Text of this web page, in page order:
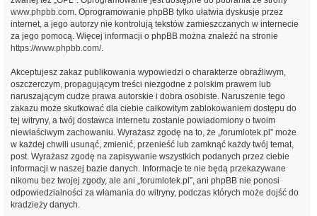
www.phpbb.com. Oprogramowanie phpBB tylko ułatwia dyskusje przez
internet, a jego autorzy nie kontrolują tekstów zamieszczanych w internecie
za jego pomocą. Więcej informacji o phpBB można znaleźć na stronie
https://www.phpbb.com/.
Akceptujesz zakaz publikowania wypowiedzi o charakterze obraźliwym,
oszczerczym, propagującym treści niezgodne z polskim prawem lub
naruszającym cudze prawa autorskie i dobra osobiste. Naruszenie tego
zakazu może skutkować dla ciebie całkowitym zablokowaniem dostępu do
tej witryny, a twój dostawca internetu zostanie powiadomiony o twoim
niewłaściwym zachowaniu. Wyrażasz zgodę na to, że „forumlotek.pl” może
w każdej chwili usunąć, zmienić, przenieść lub zamknąć każdy twój temat,
post. Wyrażasz zgodę na zapisywanie wszystkich podanych przez ciebie
informacji w naszej bazie danych. Informacje te nie będą przekazywane
nikomu bez twojej zgody, ale ani „forumlotek.pl”, ani phpBB nie ponosi
odpowiedzialności za włamania do witryny, podczas których może dojść do
kradzieży danych.